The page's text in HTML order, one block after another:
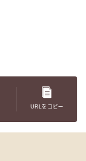
URLをコピー